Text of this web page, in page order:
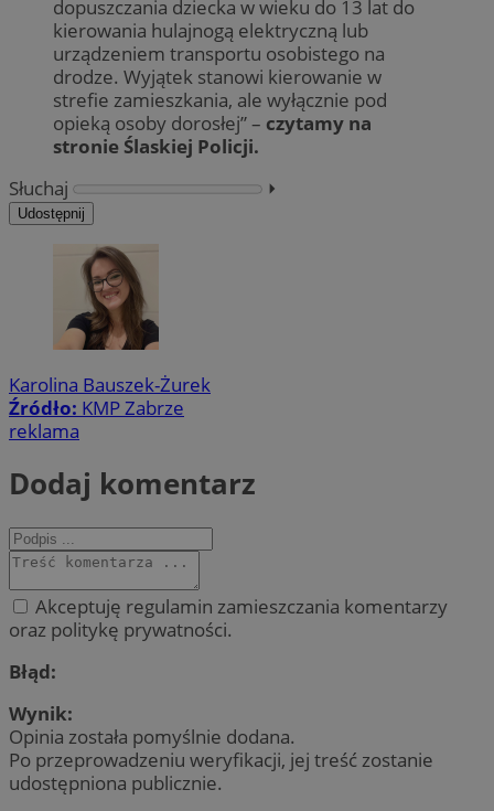
dopuszczania dziecka w wieku do 13 lat do
kierowania hulajnogą elektryczną lub
urządzeniem transportu osobistego na
drodze. Wyjątek stanowi kierowanie w
strefie zamieszkania, ale wyłącznie pod
opieką osoby dorosłej” – czytamy na
stronie Ślaskiej Policji.
Słuchaj
⏵︎
Udostępnij
Karolina Bauszek-Żurek
Źródło: KMP Zabrze
reklama
Dodaj komentarz
Akceptuję regulamin zamieszczania komentarzy
oraz politykę prywatności.
Błąd:
Wynik:
Opinia została pomyślnie dodana.
Po przeprowadzeniu weryfikacji, jej treść zostanie
udostępniona publicznie.